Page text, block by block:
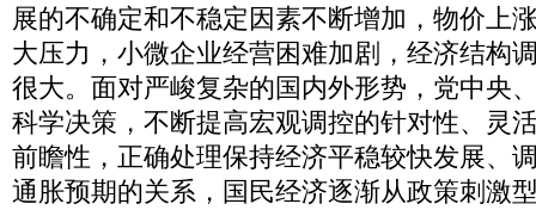
展的不确定和不稳定因素不断增加，物价上
大压力，小微企业经营困难加剧，经济结构
很大。面对严峻复杂的国内外形势，党中央
科学决策，不断提高宏观调控的针对性、灵
前瞻性，正确处理保持经济平稳较快发展、
通胀预期的关系，国民经济逐渐从政策刺激